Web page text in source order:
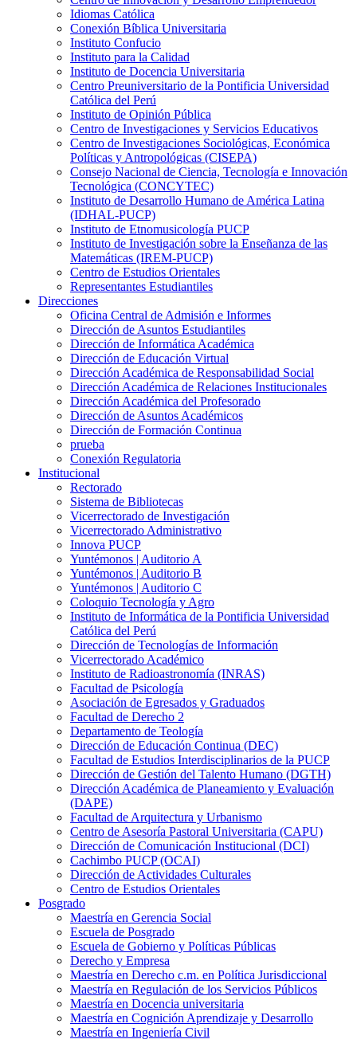
Idiomas Católica
Conexión Bíblica Universitaria
Instituto Confucio
Instituto para la Calidad
Instituto de Docencia Universitaria
Centro Preuniversitario de la Pontificia Universidad
Católica del Perú
Instituto de Opinión Pública
Centro de Investigaciones y Servicios Educativos
Centro de Investigaciones Sociológicas, Económica
Políticas y Antropológicas (CISEPA)
Consejo Nacional de Ciencia, Tecnología e Innovación
Tecnológica (CONCYTEC)
Instituto de Desarrollo Humano de América Latina
(IDHAL-PUCP)
Instituto de Etnomusicología PUCP
Instituto de Investigación sobre la Enseñanza de las
Matemáticas (IREM-PUCP)
Centro de Estudios Orientales
Representantes Estudiantiles
Direcciones
Oficina Central de Admisión e Informes
Dirección de Asuntos Estudiantiles
Dirección de Informática Académica
Dirección de Educación Virtual
Dirección Académica de Responsabilidad Social
Dirección Académica de Relaciones Institucionales
Dirección Académica del Profesorado
Dirección de Asuntos Académicos
Dirección de Formación Continua
prueba
Conexión Regulatoria
Institucional
Rectorado
Sistema de Bibliotecas
Vicerrectorado de Investigación
Vicerrectorado Administrativo
Innova PUCP
Yuntémonos | Auditorio A
Yuntémonos | Auditorio B
Yuntémonos | Auditorio C
Coloquio Tecnología y Agro
Instituto de Informática de la Pontificia Universidad
Católica del Perú
Dirección de Tecnologías de Información
Vicerrectorado Académico
Instituto de Radioastronomía (INRAS)
Facultad de Psicología
Asociación de Egresados y Graduados
Facultad de Derecho 2
Departamento de Teología
Dirección de Educación Continua (DEC)
Facultad de Estudios Interdisciplinarios de la PUCP
Dirección de Gestión del Talento Humano (DGTH)
Dirección Académica de Planeamiento y Evaluación
(DAPE)
Facultad de Arquitectura y Urbanismo
Centro de Asesoría Pastoral Universitaria (CAPU)
Dirección de Comunicación Institucional (DCI)
Cachimbo PUCP (OCAI)
Dirección de Actividades Culturales
Centro de Estudios Orientales
Posgrado
Maestría en Gerencia Social
Escuela de Posgrado
Escuela de Gobierno y Políticas Públicas
Derecho y Empresa
Maestría en Derecho c.m. en Política Jurisdiccional
Maestría en Regulación de los Servicios Públicos
Maestría en Docencia universitaria
Maestría en Cognición Aprendizaje y Desarrollo
Maestría en Ingeniería Civil